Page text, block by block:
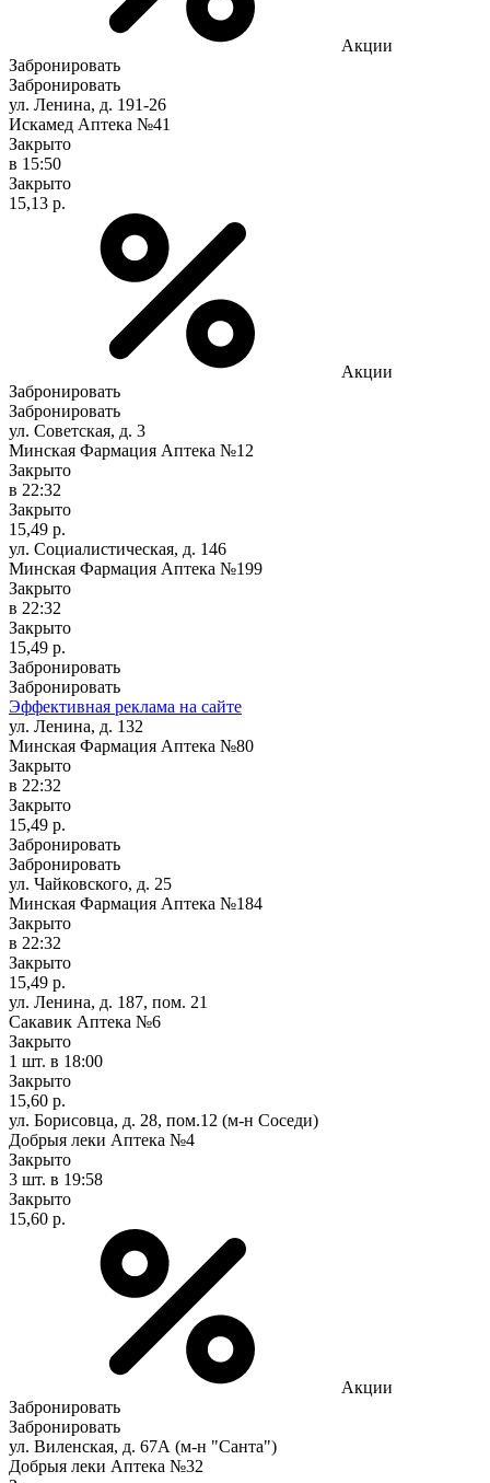
Акции
Забронировать
Забронировать
ул. Ленина, д. 191-26
Искамед Аптека №41
Закрыто
в 15:50
Закрыто
15,13 р.
Акции
Забронировать
Забронировать
ул. Советская, д. 3
Минская Фармация Аптека №12
Закрыто
в 22:32
Закрыто
15,49 р.
ул. Социалистическая, д. 146
Минская Фармация Аптека №199
Закрыто
в 22:32
Закрыто
15,49 р.
Забронировать
Забронировать
Эффективная реклама на сайте
ул. Ленина, д. 132
Минская Фармация Аптека №80
Закрыто
в 22:32
Закрыто
15,49 р.
Забронировать
Забронировать
ул. Чайковского, д. 25
Минская Фармация Аптека №184
Закрыто
в 22:32
Закрыто
15,49 р.
ул. Ленина, д. 187, пом. 21
Сакавик Аптека №6
Закрыто
1 шт. в 18:00
Закрыто
15,60 р.
ул. Борисовца, д. 28, пом.12 (м-н Соседи)
Добрыя леки Аптека №4
Закрыто
3 шт. в 19:58
Закрыто
15,60 р.
Акции
Забронировать
Забронировать
ул. Виленская, д. 67А (м-н "Санта")
Добрыя леки Аптека №32